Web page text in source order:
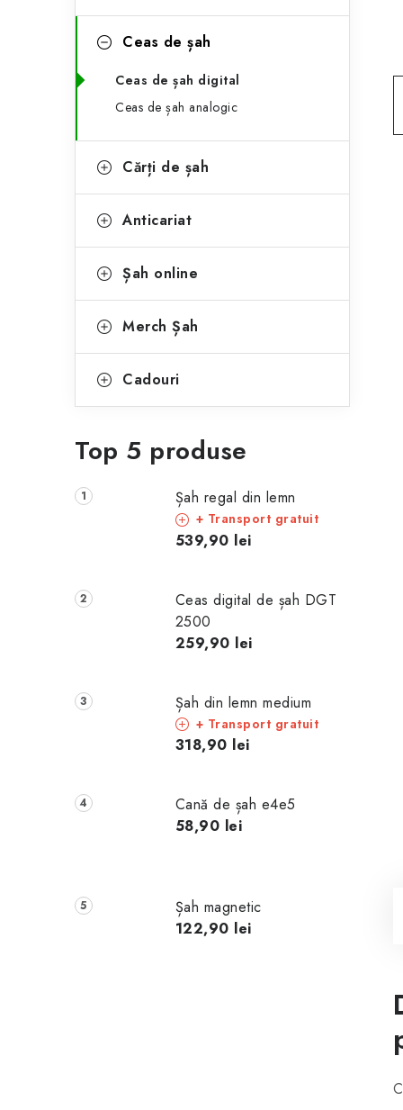
t
r
ă
i
Ceas de șah
Ceas de șah digital
Ceas de șah analogic
Cărți de șah
Anticariat
Șah online
Merch Șah
Cadouri
Top 5 produse
Șah regal din lemn
+ Transport gratuit
539,90 lei
Ceas digital de șah DGT
2500
259,90 lei
Șah din lemn medium
+ Transport gratuit
318,90 lei
Cană de șah e4e5
58,90 lei
Șah magnetic
122,90 lei